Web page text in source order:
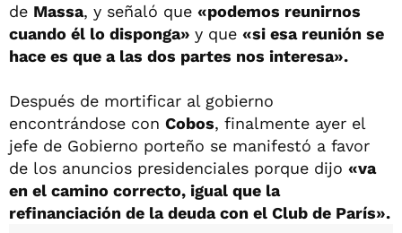
de Massa, y señaló que «podemos reunirnos
cuando él lo disponga» y que «si esa reunión se
hace es que a las dos partes nos interesa».
Después de mortificar al gobierno
encontrándose con Cobos, finalmente ayer el
jefe de Gobierno porteño se manifestó a favor
de los anuncios presidenciales porque dijo «va
en el camino correcto, igual que la
refinanciación de la deuda con el Club de París».